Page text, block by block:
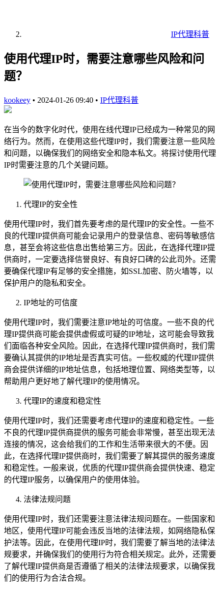
IP代理科普
使用代理IP时，需要注意哪些风险和问
题？
kookeey • 2024-01-26 09:40 • IP代理科普
在当今的数字化时代，使用在线代理IP已经成为一种常见的网
络行为。然而，在使用这些代理IP时，我们需要注意一些风险
和问题，以确保我们的网络安全和隐本私文。将探讨使用代理
IP时需要注意的几个关键问题。
代理IP的安全性
使用代理IP时，我们首先要考虑的是代理IP的安全性。一些不
良的代理IP提供商可能会记录用户的登录信息、密码等敏感信
息，甚至会将这些信息出售给第三方。因此，在选择代理IP提
供商时，一定要选择信誉良好、有良好口碑的公此司外。还需
要确保代理IP有足够的安全措施，如SSL加密、防火墙等，以
保护用户的隐私和安全。
IP地址的可信度
使用代理IP时，我们需要注意IP地址的可信度。一些不良的代
理IP提供商可能会提供虚假或可疑的IP地址，这可能会导致我
们面临各种安全风险。因此，在选择代理IP提供商时，我们需
要确认其提供的IP地址是否真实可信。一些权威的代理IP提供
商会提供详细的IP地址信息，包括地理位置、网络类型等，以
帮助用户更好地了解代理IP的使用情况。
代理IP的速度和稳定性
使用代理IP时，我们还需要考虑代理IP的速度和稳定性。一些
不良的代理IP提供商提供的服务可能会非常慢，甚至出现无法
连接的情况，这会给我们的工作和生活带来很大的不便。因
此，在选择代理IP提供商时，我们需要了解其提供的服务速度
和稳定性。一般来说，优质的代理IP提供商会提供快速、稳定
的代理IP服务，以确保用户的使用体验。
法律法规问题
使用代理IP时，我们还需要注意法律法规问题在。一些国家和
地区，使用代理IP可能会违反当地的法律法规，如网络隐私保
护法等。因此，在使用代理IP时，我们需要了解当地的法律法
规要求，并确保我们的使用行为符合相关规定。此外，还需要
了解代理IP提供商是否遵循了相关的法律法规要求，以确保我
们的使用行为合法合规。